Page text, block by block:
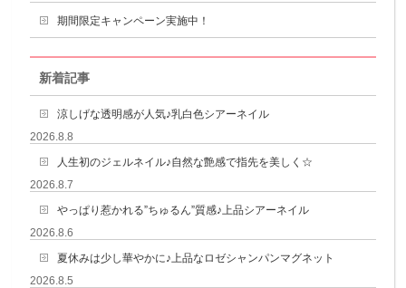
期間限定キャンペーン実施中！
新着記事
涼しげな透明感が人気♪乳白色シアーネイル
2026.8.8
人生初のジェルネイル♪自然な艶感で指先を美しく☆
2026.8.7
やっぱり惹かれる”ちゅるん”質感♪上品シアーネイル
2026.8.6
夏休みは少し華やかに♪上品なロゼシャンパンマグネット
2026.8.5